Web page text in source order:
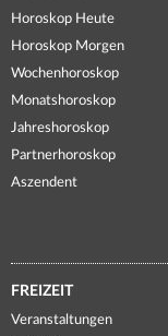
Horoskop Heute
Horoskop Morgen
Wochenhoroskop
Monatshoroskop
Jahreshoroskop
Partnerhoroskop
Aszendent
FREIZEIT
Veranstaltungen